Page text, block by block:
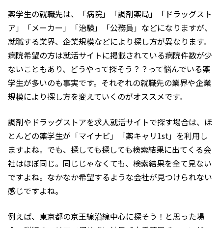
薬学生の就職先は、「病院」「調剤薬局」「ドラッグスト
ア」「メーカー」「治験」「公務員」などになりますが、
就職する業界、企業規模などにより探し方が異なります。
病院希望の方は就活サイトに掲載されている病院件数が少
ないこともあり、どうやって探そう？？って悩んでいる薬
学生が多いのも事実です。それぞれの就職先の業界や企業
規模により探し方を変えていくのがオススメです。
調剤やドラッグストアを求人就活サイトで探す場合は、ほ
とんどの薬学生が「マイナビ」「薬キャリ1st」を利用し
ますよね。でも、探しても探しても検索結果に出てくる会
社はほぼ同じ。同じじゃなくても、検索結果を全て見ない
ですよね。なかなか希望するような会社が見つけられない
感じですよね。
例えば、東京都の京王線沿線中心に探そう！と思った場